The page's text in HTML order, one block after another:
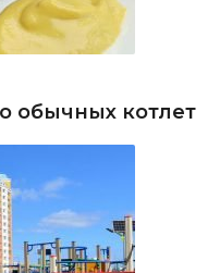
обычных котлет